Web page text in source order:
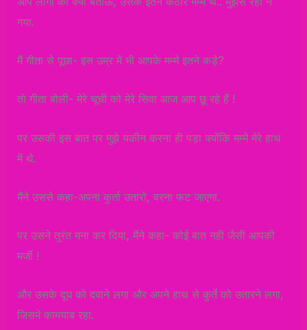
गया.
मैं गीता से पूछा- इस उम्र में भी आपके मम्मे इतने कड़े?
तो गीता बोली- मेरे चूची को मेरे सिवा आज आप छू रहे हैं !
पर उसकी इस बात पर मुझे यकीन करना ही पड़ा क्योंकि मम्मे मेरे हाथ
में थे.
मैंने उससे कहा-अपना कुर्ता उतारो, वरना फट जाएगा.
पर उसने तुरंत मना कर दिया, मैंने कहा- कोई बात नही जैसी आपकी
मर्जी !
और उसके दूध को दबाने लगा और अपने हाथ से कुर्ते को उतारने लगा,
जिसमे कामयाब रहा.